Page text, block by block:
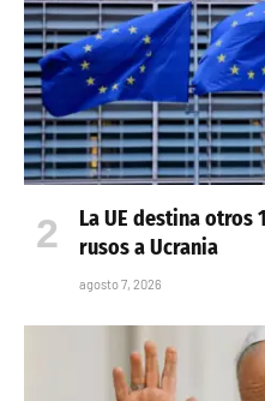
La UE destina otros
rusos a Ucrania
agosto 7, 2026